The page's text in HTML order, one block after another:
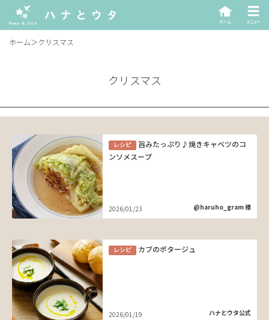
ホーム＞クリスマス
クリスマス
レシピ
旨みたっぷり♪焼きキャベツのコ
ンソメスープ
2026/01/23 @haruho_gram 様
レシピ カブのポタージュ
2026/01/19 ハナとウタ公式